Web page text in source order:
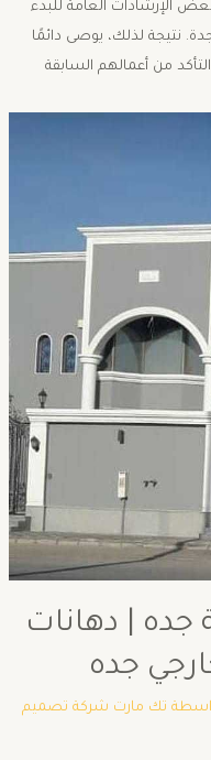
الإرشادات العامة للبدء
نتيجة لذلك، يوصى دائمًا
من أعمالهم السابقة
جده | دهانات
جده
تك مارت شركة تصميم